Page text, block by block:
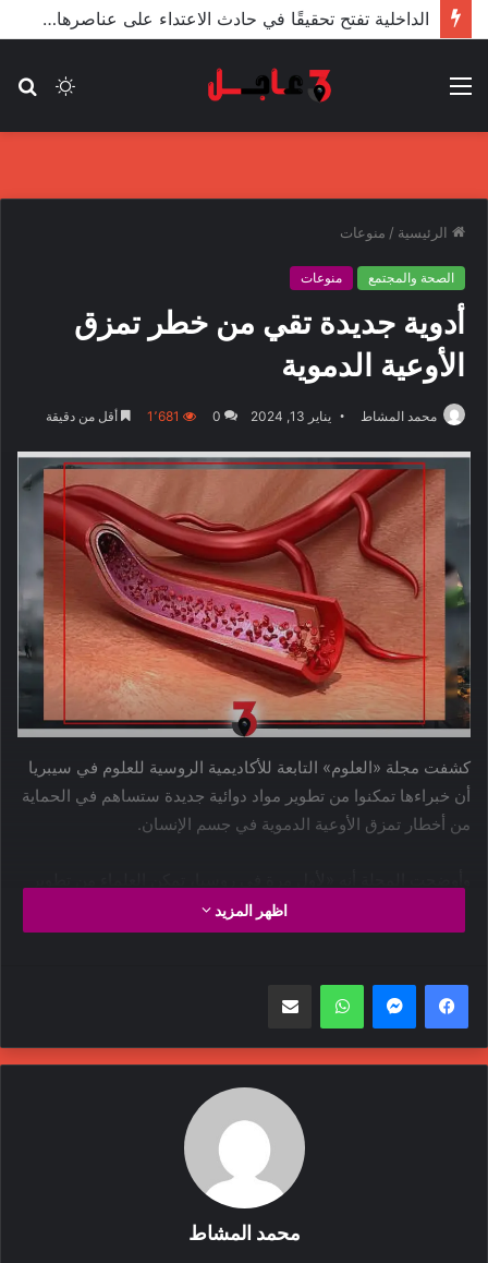
الأعور: اتفاقية ترسيم الحدود مع تركيا على طاولة النواب والاعتماد مرجّح
الوضع
القائمة
الرئيسية / منوعات
الصحة والمجتمع منوعات
أدوية جديدة تقي من خطر تمزق
الأوعية الدموية
محمد المشاط يناير 13, 2024 0 1٬681 أقل من دقيقة
كشفت مجلة «العلوم» التابعة للأكاديمية الروسية للعلوم في سيبريا
أن خبراءها تمكنوا من تطوير مواد دوائية جديدة ستساهم في الحماية
من أخطار تمزق الأوعية الدموية في جسم الإنسان.
مواد بوليميرية جديدة يمكن استعمالها في ترميم جدران الأوعية
الدموية لمنع تمزقها، الأمر الذي سيقلل من أخطار النزيف في
«المواد الدوائية الجديدة طورها علماء معهد نوفوسيبيرسك للكيمياء
العضوية التابع للأكاديمية الروسية للعلوم، بالتعاون مع جراحين وأطباء
من المركز الوطني الروسي للبحوث الطبية، ومع خبراء من شركة
نقلت شبكة أخبار «روسيا اليوم» عن «فيستي» المحلي.
أوعية دموية
اظهر المزيد
واتساب
محمد المشاط